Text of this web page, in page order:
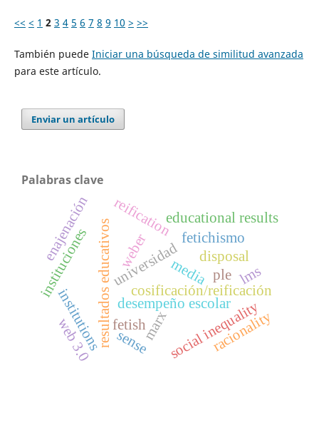
<< < 1 2 3 4 5 6 7 8 9 10 > >>
También puede Iniciar una búsqueda de similitud avanzada
para este artículo.
Enviar un artículo
Palabras clave
universidad
fetichismo
resultados educativos desempeño escolar
social inequality
racionality
weber
institutions
instituciones
fetish
disposal
reification
enajenación
cosificación/reificación
marx
educational results
media ple lms
web 3.0 sense